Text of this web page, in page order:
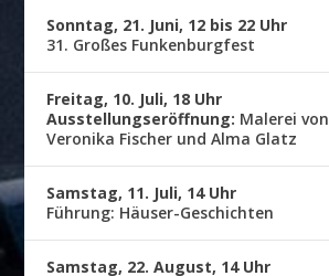
Sonntag, 21. Juni, 12 bis 22 Uhr
31. Großes Funkenburgfest
Freitag, 10. Juli, 18 Uhr
Ausstellungseröffnung: Malerei von
Veronika Fischer und Alma Glatz
Samstag, 11. Juli, 14 Uhr
Führung: Häuser-Geschichten
Samstag, 22. August, 14 Uhr